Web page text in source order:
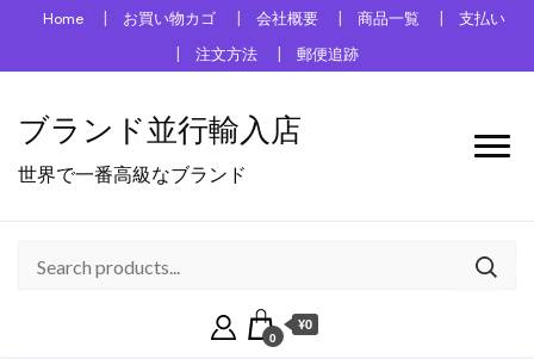
Home お買い物カゴ 会社概要 商品一覧
支払い
注文方法
郵便追跡
ブランド並行輸入店
世界で一番高級なブランド
0
¥0